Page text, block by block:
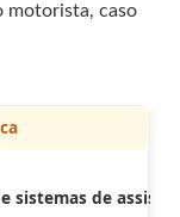
motorista, caso
sistemas de